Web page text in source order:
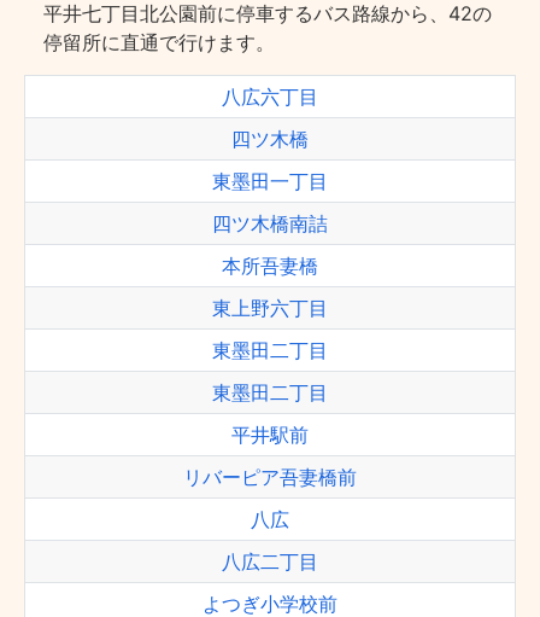
平井七丁目北公園前に停車するバス路線から、42の
停留所に直通で行けます。
八広六丁目
四ツ木橋
東墨田一丁目
四ツ木橋南詰
本所吾妻橋
東上野六丁目
東墨田二丁目
東墨田二丁目
平井駅前
リバーピア吾妻橋前
八広
八広二丁目
よつぎ小学校前